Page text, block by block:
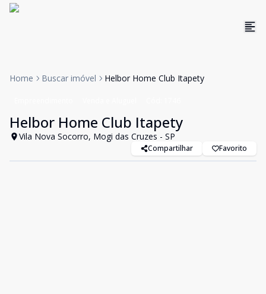
Home Buscar imóvel Helbor Home Club Itapety
Helbor Home Club Itapety
Vila Nova Socorro, Mogi das Cruzes - SP
Compartilhar Favorito